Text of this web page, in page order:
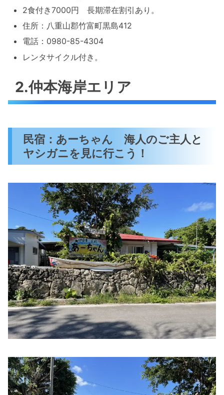
2食付き7000円 長期滞在割引あり。
住所：八重山郡竹富町黒島412
電話：0980-85-4304
レンタサイクル付き。
2.仲本海岸エリア
民宿：あーちゃん 海人のご主人と
ヤシガニを見に行こう！